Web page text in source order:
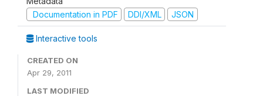
Documentation in PDF
DDI/XML JSON
Interactive tools
CREATED ON
Apr 29, 2011
LAST MODIFIED